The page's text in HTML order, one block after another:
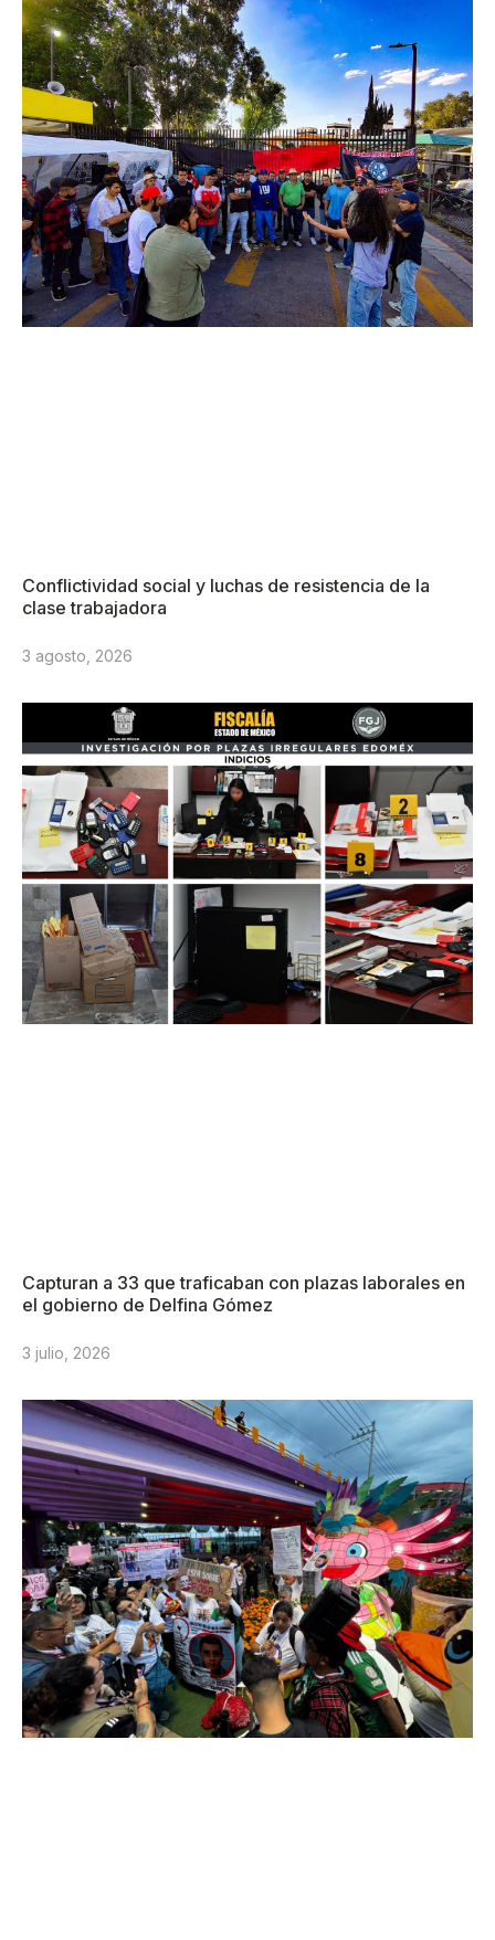
Conflictividad social y luchas de resistencia de la
clase trabajadora
3 agosto, 2026
Capturan a 33 que traficaban con plazas laborales en
el gobierno de Delfina Gómez
3 julio, 2026